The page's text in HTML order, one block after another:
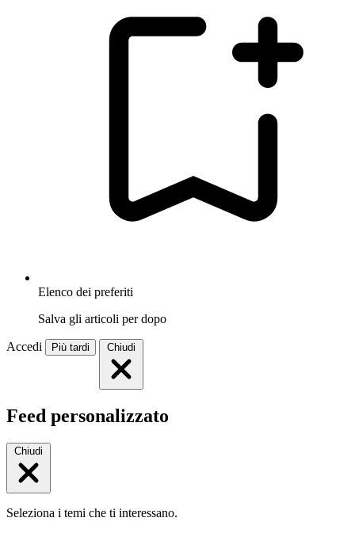
Elenco dei preferiti
Salva gli articoli per dopo
Accedi Più tardi Chiudi
Feed personalizzato
Chiudi
Seleziona i temi che ti interessano.